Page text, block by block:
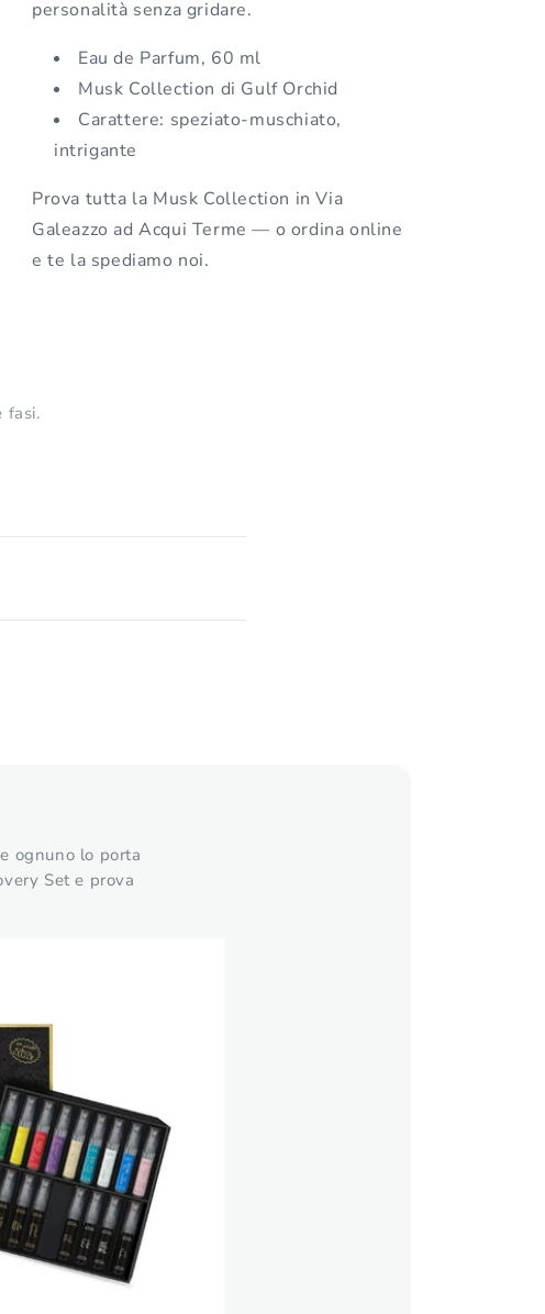
personalità senza gridare.
Eau de Parfum, 60 ml
Musk Collection di Gulf Orchid
Carattere: speziato-muschiato,
intrigante
Prova tutta la Musk Collection in Via
Galeazzo ad Acqui Terme — o ordina online
e te la spediamo noi.
fasi.
ognuno lo porta
Set e prova